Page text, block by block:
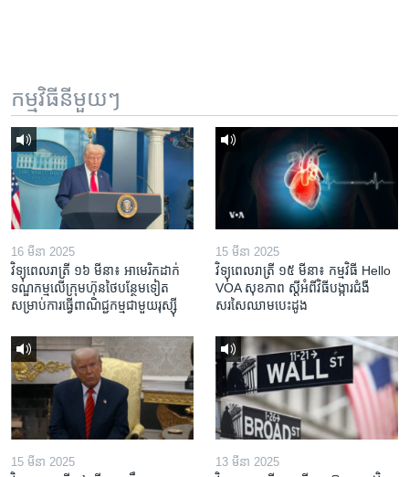
កម្មវិធី​នីមួយៗ
16 មីនា 2025
វិទ្យុពេលរាត្រី ១៦ មីនា៖ អាមេរិក​ដាក់​
ទណ្ឌកម្ម​លើ​ក្រុមហ៊ុន​ថៃ​បន្ថែម​ទៀត​
សម្រាប់​ការ​ធ្វើ​ពាណិជ្ជកម្ម​ជាមួយ​រុស្ស៊ី
15 មីនា 2025
វិទ្យុពេលរាត្រី ១៥ មីនា៖ កម្មវិធី ​Hello
VOA សុខភាព ស្ដី​អំពី​វិធី​បង្ការ​ជំងឺ​
សរសៃ​ឈាម​បេះដូង
15 មីនា 2025 13 មីនា 2025